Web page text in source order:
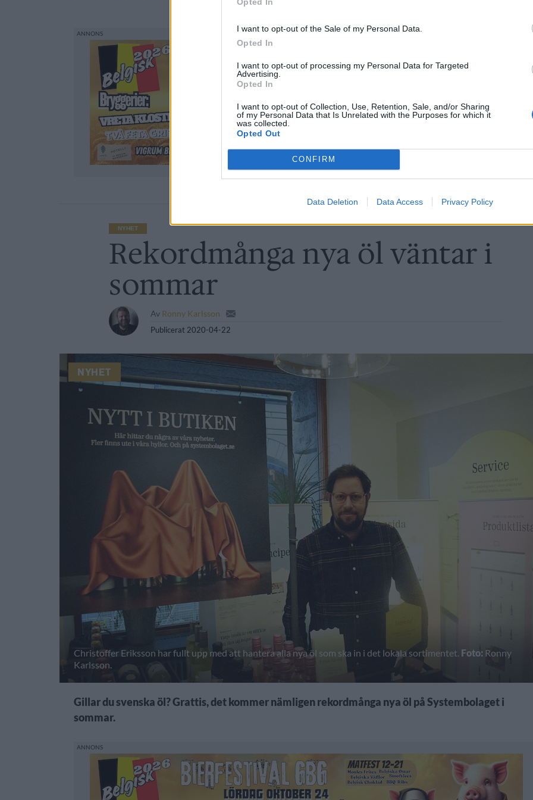
I want to opt-out of the Sale of my Personal Data.
Opted In
I want to opt-out of processing my Personal Data for Targeted
Advertising.
Opted In
I want to opt-out of Collection, Use, Retention, Sale, and/or Sharing
of my Personal Data that Is Unrelated with the Purposes for which it
was collected.
Opted Out
CONFIRM
Data Deletion Data Access Privacy Policy
år
NYHET
Rekordmånga nya öl väntar i
sommar
Av Ronny Karlsson
Publicerat 2020-04-22
NYHET
Christoffer Eriksson har fullt upp med att hantera alla nya öl som ska in i det lokala sortimentet. Foto: Ronny
Karlsson.
Gillar du svenska öl? Grattis, det kommer nämligen rekordmånga nya öl på Systembolaget i
sommar.